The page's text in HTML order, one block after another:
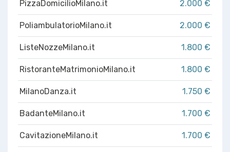
PizzaDomicilioMilano.it 2.000 €
PoliambulatorioMilano.it 2.000 €
ListeNozzeMilano.it 1.800 €
RistoranteMatrimonioMilano.it 1.800 €
MilanoDanza.it 1.750 €
BadanteMilano.it 1.700 €
CavitazioneMilano.it 1.700 €